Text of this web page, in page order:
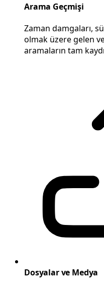
Arama Geçmişi
Zaman damgaları,
olmak üzere gelen
aramaların tam
Dosyalar ve Medya